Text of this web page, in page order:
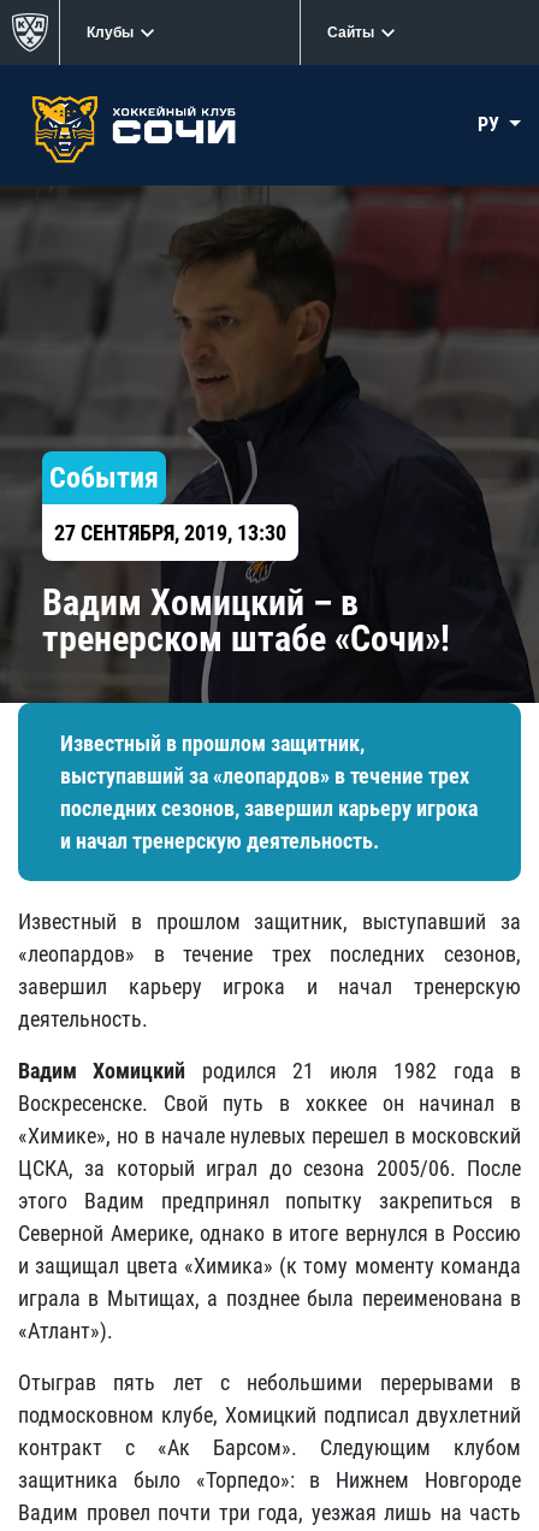
Клубы Сайты
РУ
События
27 СЕНТЯБРЯ, 2019, 13:30
Вадим Хомицкий – в
тренерском штабе «Сочи»!
Известный в прошлом защитник,
выступавший за «леопардов» в течение трех
последних сезонов, завершил карьеру игрока
и начал тренерскую деятельность.
Известный в прошлом защитник, выступавший за
«леопардов» в течение трех последних сезонов,
завершил карьеру игрока и начал тренерскую
деятельность.
Вадим Хомицкий родился 21 июля 1982 года в
Воскресенске. Свой путь в хоккее он начинал в
«Химике», но в начале нулевых перешел в московский
ЦСКА, за который играл до сезона 2005/06. После
этого Вадим предпринял попытку закрепиться в
Северной Америке, однако в итоге вернулся в Россию
и защищал цвета «Химика» (к тому моменту команда
играла в Мытищах, а позднее была переименована в
«Атлант»).
Отыграв пять лет с небольшими перерывами в
подмосковном клубе, Хомицкий подписал двухлетний
контракт с «Ак Барсом». Следующим клубом
защитника было «Торпедо»: в Нижнем Новгороде
Вадим провел почти три года, уезжая лишь на часть